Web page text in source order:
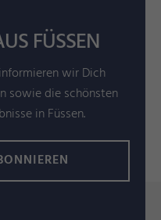
FÜSSEN
wir Dich
sowie die schönsten
in Füssen.